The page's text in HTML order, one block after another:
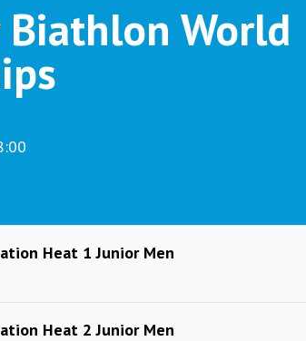
Biathlon World
Heat 1 Junior Men
Heat 2 Junior Men